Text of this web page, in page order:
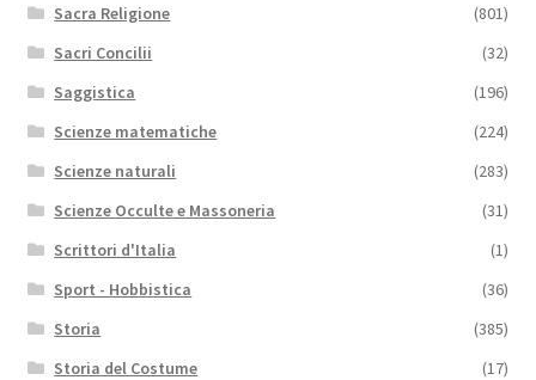
Sacra Religione
(801)
Sacri Concilii
(32)
Saggistica
(196)
Scienze matematiche
(224)
Scienze naturali
(283)
Scienze Occulte e Massoneria
(31)
Scrittori d'Italia
(1)
Sport - Hobbistica
(36)
Storia
(385)
Storia del Costume
(17)